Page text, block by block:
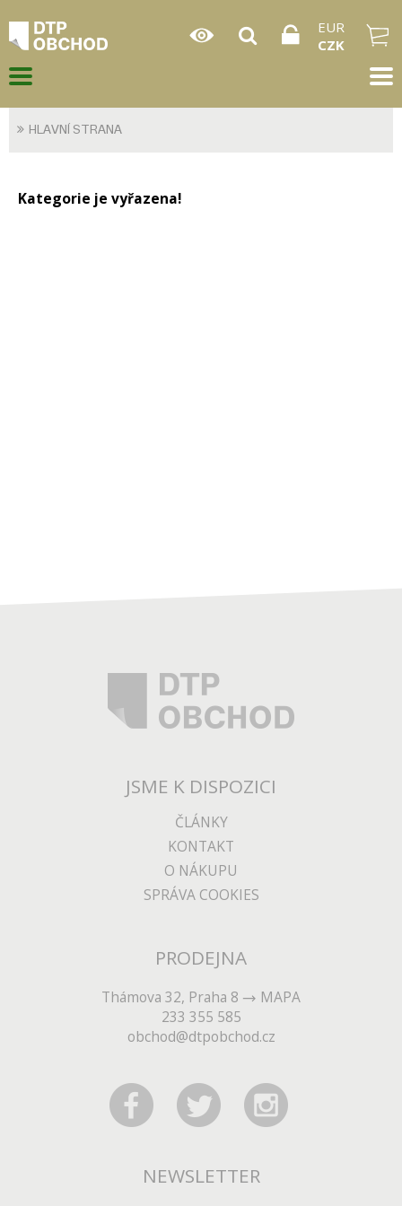
EUR
CZK
HLAVNÍ STRANA
Kategorie je vyřazena!
JSME K DISPOZICI
ČLÁNKY
KONTAKT
O NÁKUPU
SPRÁVA COOKIES
PRODEJNA
Thámova 32, Praha 8
MAPA
233 355 585
obchod@dtpobchod.cz
NEWSLETTER